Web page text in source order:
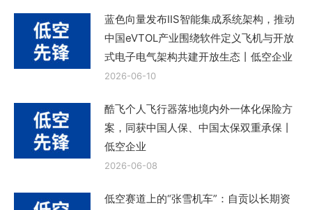
蓝色向量发布IIS智能集成系统架构，推动
中国eVTOL产业围绕软件定义飞机与开放
式电子电气架构共建开放生态丨低空企业
2026-06-10
酷飞个人飞行器落地境内外一体化保险方
案，同获中国人保、中国太保双重承保丨
低空企业
2026-06-08
低空赛道上的“张雪机车”：自贡以长期资